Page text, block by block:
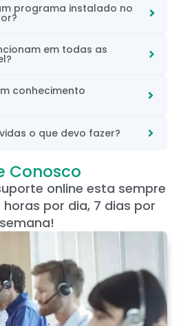
programa instalado no
em todas as
conhecimento
o que devo fazer?
Conosco
online esta sempre
por dia, 7 dias por
semana!